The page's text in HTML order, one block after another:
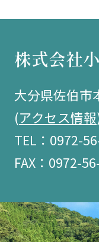
株式会社
大分県佐伯市
(アクセス情報
TEL：0972-
FAX：0972-